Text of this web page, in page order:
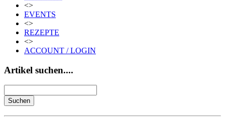
<>
EVENTS
<>
REZEPTE
<>
ACCOUNT / LOGIN
Artikel suchen....